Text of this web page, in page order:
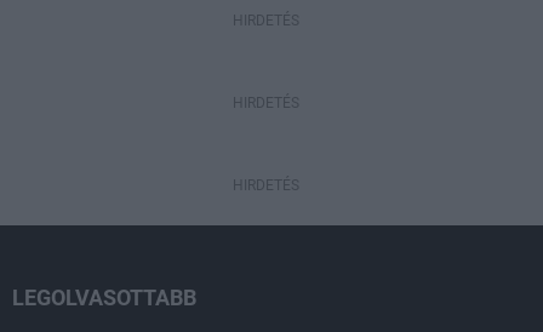
HIRDETÉS
HIRDETÉS
HIRDETÉS
LEGOLVASOTTABB